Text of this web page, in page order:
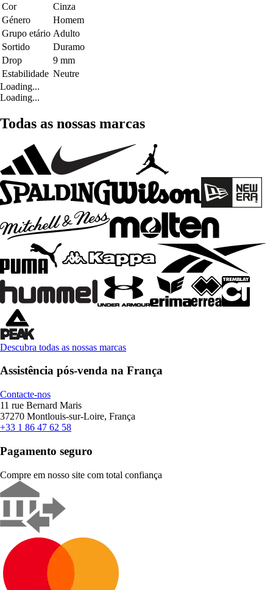
Cor
Cinza
Género
Homem
Grupo etário Adulto
Sortido
Duramo
Drop
9 mm
Estabilidade Neutre
Loading...
Loading...
Todas as nossas marcas
Descubra todas as nossas marcas
Assistência pós-venda na França
Contacte-nos
11 rue Bernard Maris
37270 Montlouis-sur-Loire, França
+33 1 86 47 62 58
Pagamento seguro
Compre em nosso site com total confiança